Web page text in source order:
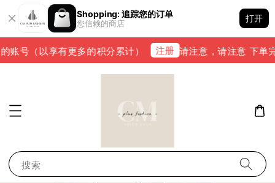
Shopping: 追踪您的订单
您信赖的商店
打开
号（以享有更多的积分累计） 注册 请注意，请注意 下单
搜索